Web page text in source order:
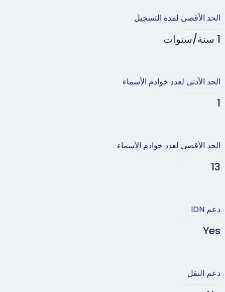
الحد الأقصى لمدة التسجيل
1 سنة/سنوات
الحد الأدنى لعدد خوادم الأسماء
1
الحد الأقصى لعدد خوادم الأسماء
13
دعم IDN
Yes
دعم النقل